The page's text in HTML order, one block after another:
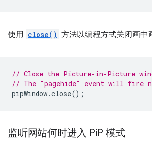
使用 close() 方法以编程方式关闭画中
// Close the Picture-in-Picture
// The "pagehide" event will fire
pipWindow.close();
监听网站何时进入 PiP 模式